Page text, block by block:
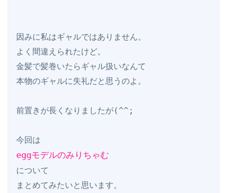
因みに私はギャルではありません。
よく間違えられたけど。
金髪で髪巻いたらギャル扱いなんて
本物のギャルに失礼だと思うのよ。
前置きが長くなりましたが(^^;
eggモデルのみりちゃむ
について